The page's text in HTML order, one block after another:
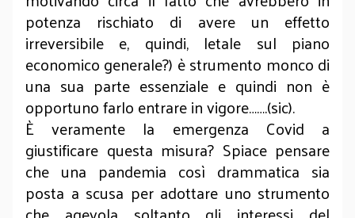
potenza rischiato di avere un effetto
irreversibile e, quindi, letale sul piano
economico generale?) è strumento monco di
una sua parte essenziale e quindi non è
opportuno farlo entrare in vigore…….(sic).
È veramente la emergenza Covid a
giustificare questa misura? Spiace pensare
che una pandemia così drammatica sia
posta a scusa per adottare uno strumento